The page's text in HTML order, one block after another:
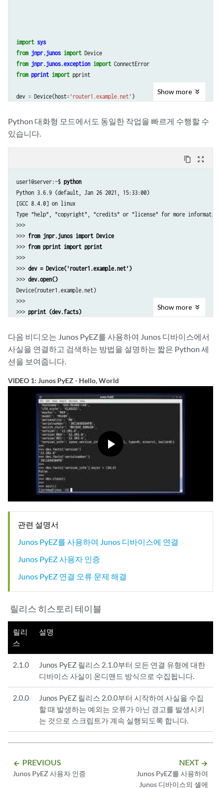
import sys
from jnpr.junos import Device
from jnpr.junos.exception import ConnectError
from pprint import pprint
dev = Device(host='router1.example.net' )
dev.open()
except
ConnectError
print
pprint (dev.facts)
dev. close()
Show more
Python 대화형 모드에서도 동일한 작업을 빠르게 수행할 수
있습니다.
content_copy zoom_out_map
user1@server:~$ python
Python 3.6.9 (default, Jan 26 2021, 15:33:00)
[GCC 8.4.0] on linux
Type "help", "copyright", "credits" or "license" for more
>>>
>>> from jnpr.junos import Device
>>> from pprint import pprint
>>>
>>> dev = Device('router1.example.net')
>>> dev.open()
Device(router1.example.net)
>>>
>>> pprint (dev.facts)
'HOME': '/var/home/user1',
'RE0': {'last_reboot_reason': '0x200:normal shutdown',
         'mastership_state': 'master',
         'model': 'RE-MX-104',
         'status': 'OK',
         'up_time': '25 days, 8 hours, 22 minutes, 40 seconds'},
'RE1': {'last_reboot_reason': '0x200:normal shutdown',
         'mastership_state': 'backup',
         'model': 'RE-MX-104',
         'status': 'OK',
         'up_time': '25 days, 8 hours, 23 minutes, 55 seconds'},
dev.close()
quit()
Show more
다음 비디오는 Junos PyEZ를 사용하여 Junos 디바이스에서
사실을 연결하고 검색하는 방법을 설명하는 짧은 Python 세
션을 보여줍니다.
VIDEO 1: Junos PyEZ - Hello, World
관련 설명서
Junos PyEZ를 사용하여 Junos 디바이스에 연결
Junos PyEZ 사용자 인증
Junos PyEZ 연결 오류 문제 해결
릴리스 히스토리 테이블
릴리
스
설명
2.1.0
Junos PyEZ 릴리스 2.1.0부터 모든 연결 유형에 대한
디바이스 사실이 온디맨드 방식으로 수집됩니다.
2.0.0
Junos PyEZ 릴리스 2.0.0부터 시작하여 사실을 수집
할 때 발생하는 예외는 오류가 아닌 경고를 발생시키
는 것으로 스크립트가 계속 실행되도록 합니다.
arrow_backward PREVIOUS
Junos PyEZ 사용자 인증
NEXT arrow_forward
Junos PyEZ를 사용하여
Junos 디바이스의 셸에